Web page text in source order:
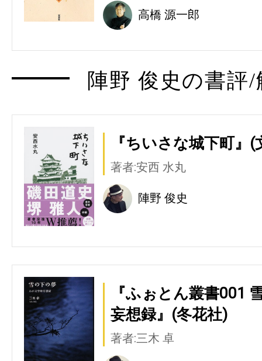
高橋 源一郎
陣野 俊史の書評
『ちいさな城下町』(
著者:安西 水丸
陣野 俊史
『ふぉとん叢書001
妄想録』(冬花社)
著者:三木 卓